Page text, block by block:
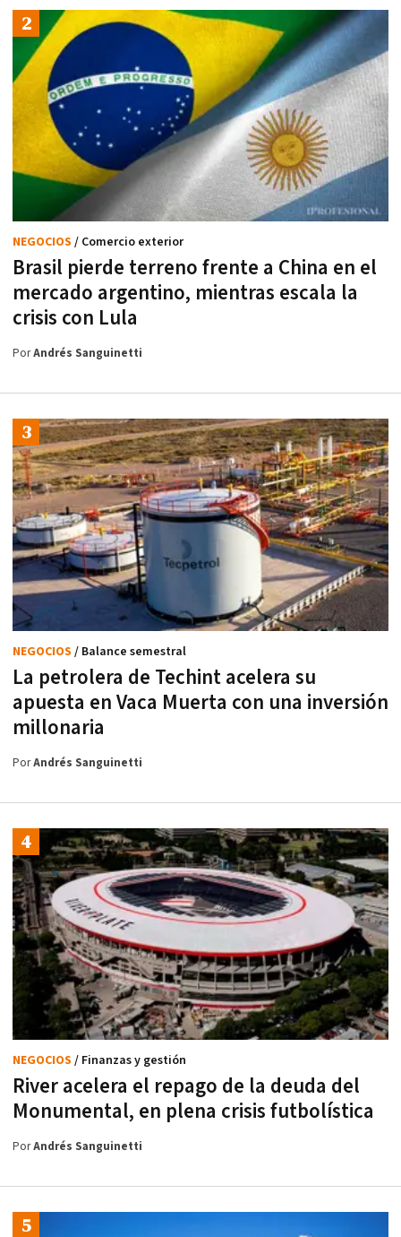
Brasil pierde terreno frente a China en el
mercado argentino, mientras escala la
crisis con Lula
NEGOCIOS / Comercio exterior
PorAndrés Sanguinetti
La petrolera de Techint acelera su
apuesta en Vaca Muerta con una inversión
millonaria
NEGOCIOS / Balance semestral
PorAndrés Sanguinetti
River acelera el repago de la deuda del
Monumental, en plena crisis futbolística
NEGOCIOS / Finanzas y gestión
PorAndrés Sanguinetti